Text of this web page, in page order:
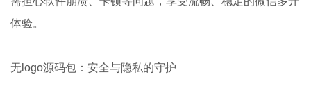
体验。
无logo源码包：安全与隐私的守护